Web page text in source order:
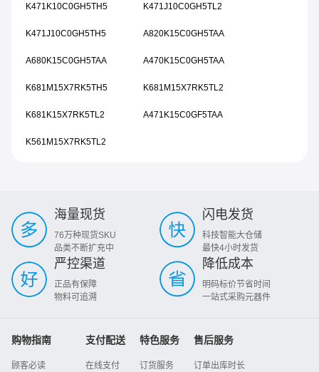
K471K10C0GH5TH5 K471J10C0GH5TL2
K471J10C0GH5TH5 A820K15C0GH5TAA
A680K15C0GH5TAA A470K15C0GH5TAA
K681M15X7RK5TH5 K681M15X7RK5TL2
K681K15X7RK5TL2 A471K15C0GF5TAA
K561M15X7RK5TL2
海量现货
76万种现货SKU
品类不断扩充中
闪电发货
科技智能大仓储
最快4小时发货
严控渠道
正品有保障
物料可追溯
降低成本
明码标价节省时间
一站式采购元器件
购物指南
顾客必读
支付配送
在线支付
特色服务
订货服务
售后服务
订单出库时长